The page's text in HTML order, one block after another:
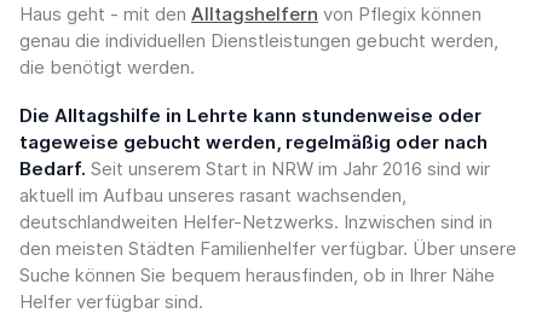
Haus geht - mit den Alltagshelfern von Pflegix können
genau die individuellen Dienstleistungen gebucht werden,
die benötigt werden.
Die Alltagshilfe in Lehrte kann stundenweise oder
tageweise gebucht werden, regelmäßig oder nach
Bedarf. Seit unserem Start in NRW im Jahr 2016 sind wir
aktuell im Aufbau unseres rasant wachsenden,
deutschlandweiten Helfer-Netzwerks. Inzwischen sind in
den meisten Städten Familienhelfer verfügbar. Über unsere
Suche können Sie bequem herausfinden, ob in Ihrer Nähe
Helfer verfügbar sind.